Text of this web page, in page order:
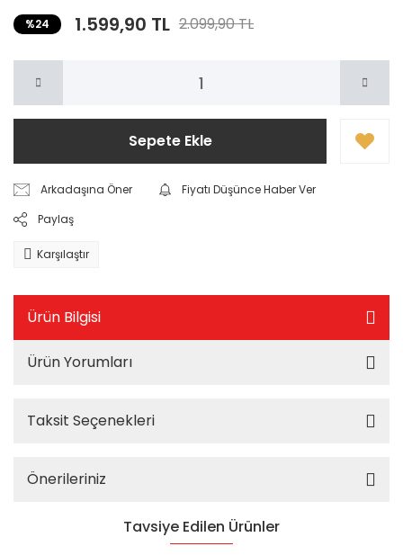
%24 1.599,90 TL 2.099,90 TL
Sepete Ekle
Arkadaşına Öner
Fiyatı Düşünce Haber Ver
Paylaş
Karşılaştır
Ürün Bilgisi
Ürün Yorumları
Taksit Seçenekleri
Önerileriniz
Tavsiye Edilen Ürünler